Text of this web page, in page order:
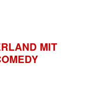
MIT